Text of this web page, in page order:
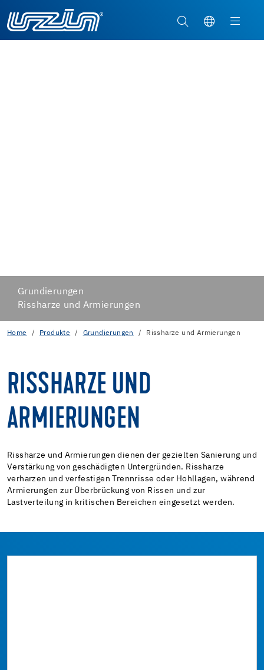
Grundierungen
Rissharze und Armierungen
Home Produkte Grundierungen Rissharze und Armierungen
RISSHARZE UND
ARMIERUNGEN
Rissharze und Armierungen dienen der gezielten Sanierung und
Verstärkung von geschädigten Untergründen. Rissharze
verharzen und verfestigen Trennrisse oder Hohllagen, während
Armierungen zur Überbrückung von Rissen und zur
Lastverteilung in kritischen Bereichen eingesetzt werden.